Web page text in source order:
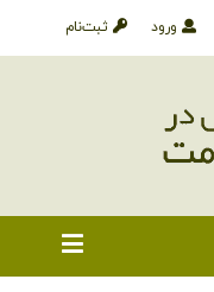
ثبت‌نام ورود